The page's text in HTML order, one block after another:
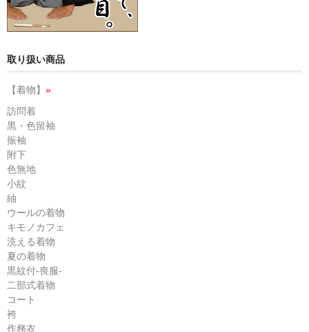
取り扱い商品
【着物】 »
訪問着
黒・色留袖
振袖
附下
色無地
小紋
紬
ウールの着物
キモノカフェ
洗える着物
夏の着物
黒紋付-喪服-
二部式着物
コート
袴
作務衣